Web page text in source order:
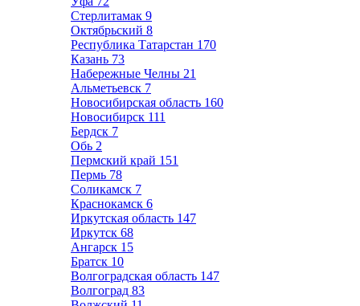
Стерлитамак 9
Октябрьский 8
Республика Татарстан 170
Казань 73
Набережные Челны 21
Альметьевск 7
Новосибирская область 160
Новосибирск 111
Бердск 7
Обь 2
Пермский край 151
Пермь 78
Соликамск 7
Краснокамск 6
Иркутская область 147
Иркутск 68
Ангарск 15
Братск 10
Волгоградская область 147
Волгоград 83